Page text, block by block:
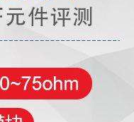
万用表
蓝牙测试仪
过程校验仪
泰克示波器